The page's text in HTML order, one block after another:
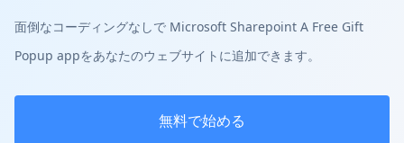
面倒なコーディングなしで Microsoft Sharepoint A Free Gift
Popup appをあなたのウェブサイトに追加できます。
無料で始める